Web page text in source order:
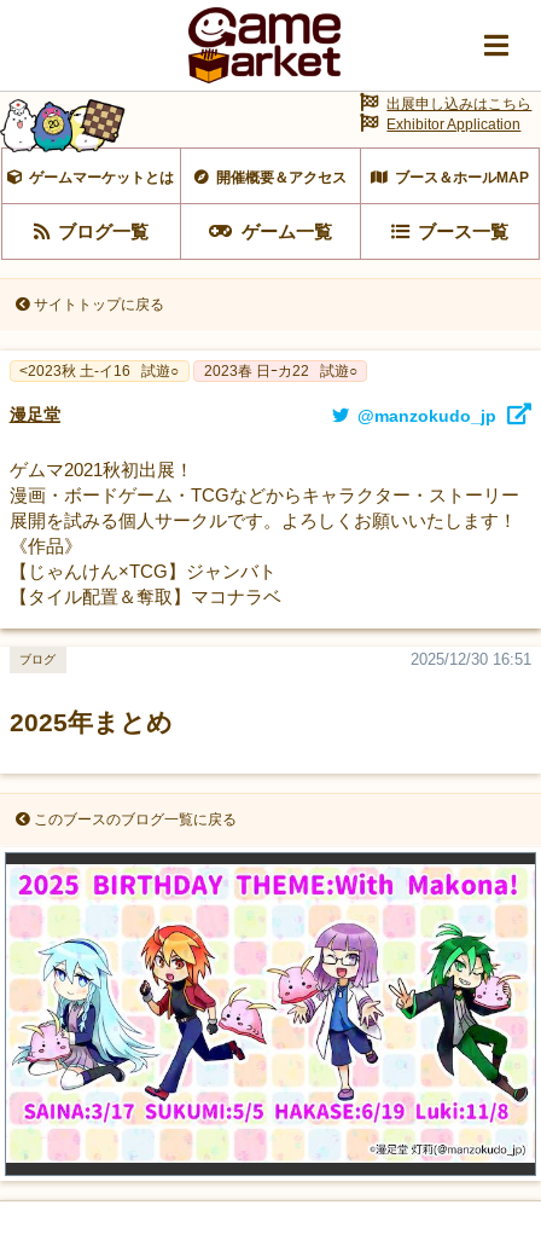
ゲームマーケットとは 開催概要＆アクセス ブース＆ホールMAP
ブログ一覧 ゲーム一覧 ブース一覧
出展申し込みはこちら
Exhibitor Application
サイトトップに戻る
<2023秋 土-イ16 試遊○ 2023春 日ｰカ22 試遊○
漫足堂 @manzokudo_jp
ゲムマ2021秋初出展！
漫画・ボードゲーム・TCGなどからキャラクター・ストーリー
展開を試みる個人サークルです。よろしくお願いいたします！
《作品》
【じゃんけん×TCG】ジャンバト
【タイル配置＆奪取】マコナラベ
2025年まとめ
2025/12/30 16:51
ブログ
このブースのブログ一覧に戻る